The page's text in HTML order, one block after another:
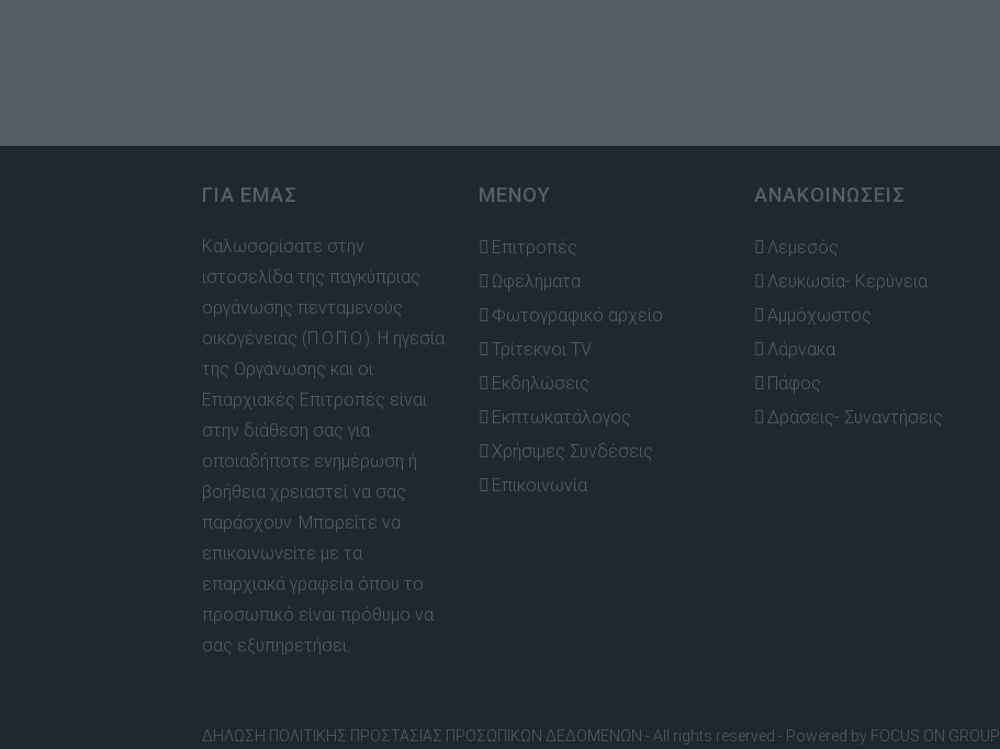
ΓΙΑ ΕΜΑΣ
Καλωσορίσατε στην
ιστοσελίδα της παγκύπριας
οργάνωσης πενταμενούς
οικογένειας (Π.Ο.Π.Ο.). Η ηγεσία
της Οργάνωσης και οι
Επαρχιακές Επιτροπές είναι
στην διάθεση σας για
οποιαδήποτε ενημέρωση ή
βοήθεια χρειαστεί να σας
παράσχουν. Μπορείτε να
επικοινωνείτε με τα
επαρχιακά γραφεία όπου το
προσωπικό είναι πρόθυμο να
σας εξυπηρετήσει.
ΜΕΝΟΥ
Επιτροπές
Ωφελήματα
Φωτογραφικό αρχείο
Τρίτεκνοι TV
Εκδηλώσεις
Εκπτωκατάλογος
Χρήσιμες Συνδέσεις
Επικοινωνία
ΑΝΑΚΟΙΝΩΣΕΙΣ
Λεμεσός
Λευκωσία- Κερύνεια
Αμμόχωστος
Λάρνακα
Πάφος
Δράσεις- Συναντήσεις
ΔΗΛΩΣΗ ΠΟΛΙΤΙΚΗΣ ΠΡΟΣΤΑΣΙΑΣ ΠΡΟΣΩΠΙΚΩΝ ΔΕΔΟΜΕΝΩΝ - All rights reserved - Powered by FOCUS ON GROUP